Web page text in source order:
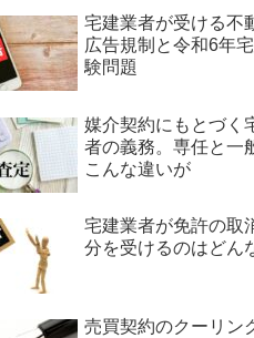
宅建業者が受ける不
広告規制と令和6年
験問題
媒介契約にもとづく
者の義務。専任と一
こんな違いが
宅建業者が免許の取
分を受けるのはどん
売買契約のクーリン